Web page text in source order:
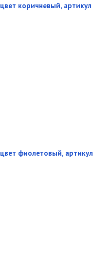
коричневый, артикул
фиолетовый, артикул